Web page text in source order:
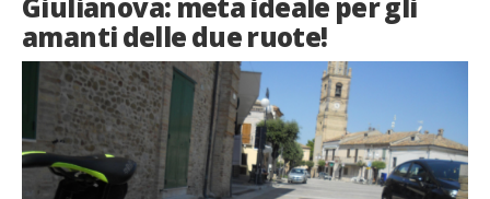
amanti delle due ruote!